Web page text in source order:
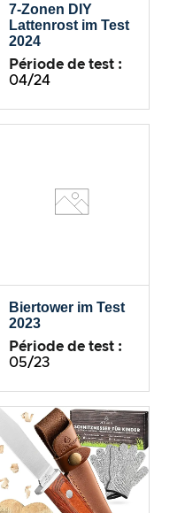
7-Zonen DIY
Lattenrost im Test
2024
Période de test :
04/24
Biertower im Test
2023
Période de test :
05/23